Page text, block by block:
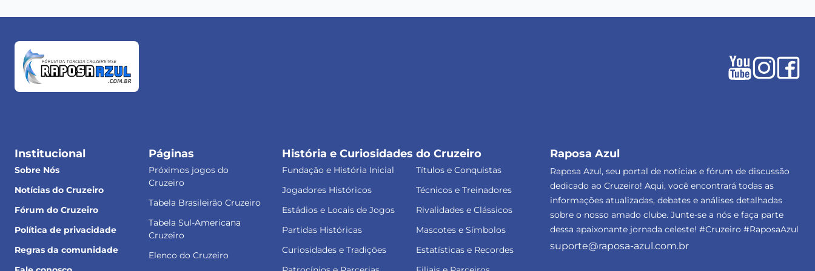
Institucional
Sobre Nós
Notícias do Cruzeiro
Fórum do Cruzeiro
Política de privacidade
Regras da comunidade
Páginas
Próximos jogos do
Cruzeiro
Tabela Brasileirão Cruzeiro
Tabela Sul-Americana
Cruzeiro
Elenco do Cruzeiro
História e Curiosidades do Cruzeiro
Fundação e História Inicial
Títulos e Conquistas
Jogadores Históricos
Técnicos e Treinadores
Estádios e Locais de Jogos
Rivalidades e Clássicos
Partidas Históricas
Mascotes e Símbolos
Curiosidades e Tradições
Estatísticas e Recordes
Raposa Azul
Raposa Azul, seu portal de notícias e fórum de discussão
dedicado ao Cruzeiro! Aqui, você encontrará todas as
informações atualizadas, debates e análises detalhadas
sobre o nosso amado clube. Junte-se a nós e faça parte
dessa apaixonante jornada celeste! #Cruzeiro #RaposaAzul
suporte@raposa-azul.com.br